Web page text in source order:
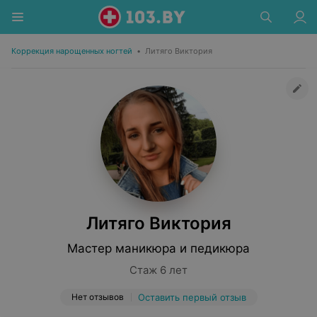
Коррекция нарощенных ногтей • Литяго Виктория
Литяго Виктория
Мастер маникюра и педикюра
Стаж 6 лет
Нет отзывов Оставить первый отзыв